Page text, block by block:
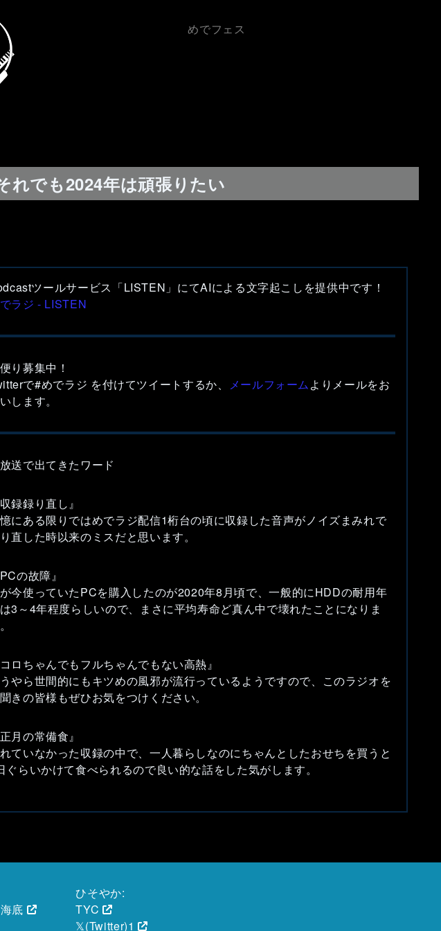
めでフェス
れでも2024年は頑張りたい
ツールサービス「LISTEN」にてAIによる文字起こしを提供中です！
ラジ - LISTEN
り募集中！
で#めでラジ を付けてツイートするか、
メールフォームよりメールをお
します。
送で出てきたワード
収録録り直し』
にある限りではめでラジ配信1桁台の頃に収録した音声がノイズまみれで
直した時以来のミスだと思います。
PCの故障』
今使っていたPCを購入したのが2020年8月頃で、一般的にHDDの耐用年
3～4年程度らしいので、まさに平均寿命ど真ん中で壊れたことになりま
コロちゃんでもフルちゃんでもない高熱』
やら世間的にもキツめの風邪が流行っているようですので、このラジオを
きの皆様もぜひお気をつけください。
正月の常備食』
ていなかった収録の中で、一人暮らしなのにちゃんとしたおせちを買うと
ぐらいかけて食べられるので良い的な話をした気がします。
底
ひそやか:
TYC
𝕏(Twitter)1